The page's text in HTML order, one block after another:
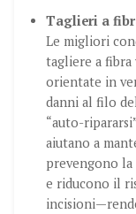
Taglieri a
Le migliori
tagliere a
orientate in
danni al filo
“auto-
aiutano a
prevengono
e riducono il